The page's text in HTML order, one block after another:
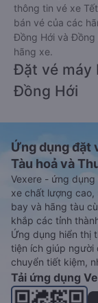
thông tin vé xe
bán vé của các
Đồng Hới và Đồng
hãng xe.
Đặt vé máy
Đồng Hới
Ứng dụng đặt
Tàu hoả và
Vexere - ứng
xe chất lượng
bay và hãng tàu
khắp các tỉnh
Ứng dụng hiển thị
tiện ích giúp người
chuyển tiết kiệm,
Tải ứng dụng